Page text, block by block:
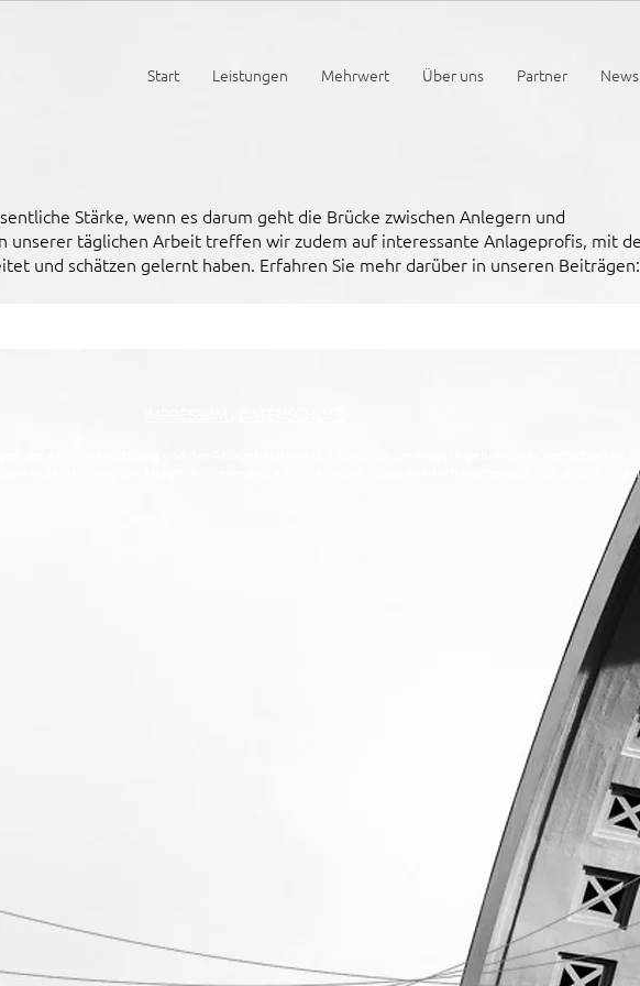
Start Leistungen Mehrwert Über uns Partner
Stärke, wenn es darum geht die Brücke zwischen Anlegern und
unserer täglichen Arbeit treffen wir zudem auf interessante Anlageprofis, mit
und schätzen gelernt haben. Erfahren Sie mehr darüber in unseren Beiträgen:
der Anlagevermittlung und der Anlageberatung (§ 1 KWG) als „vertraglich gebundener Vermittler" im
unter der Haftung der Allington Investment Advisors GmbH, Kaiser-Friedrich-Promenade 127, 61348 Bad